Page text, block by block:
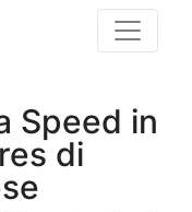
Speed in
di